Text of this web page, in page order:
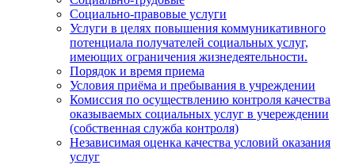
Социально-правовые услуги
Услуги в целях повышения коммуникативного
потенциала получателей социальных услуг,
имеющих ограничения жизнедеятельности.
Порядок и время приема
Условия приёма и пребывания в учреждении
Комиссия по осуществлению контроля качества
оказываемых социальных услуг в учереждении
(собственная служба контроля)
Независимая оценка качества условий оказания
услуг